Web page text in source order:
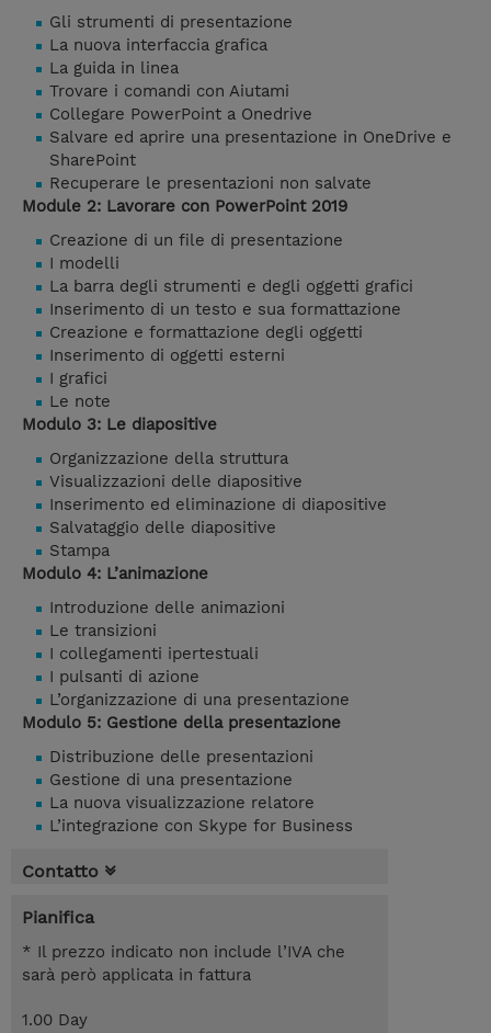
Gli strumenti di presentazione
La nuova interfaccia grafica
La guida in linea
Trovare i comandi con Aiutami
Collegare PowerPoint a Onedrive
Salvare ed aprire una presentazione in OneDrive e
SharePoint
Recuperare le presentazioni non salvate
Module 2: Lavorare con PowerPoint 2019
Creazione di un file di presentazione
I modelli
La barra degli strumenti e degli oggetti grafici
Inserimento di un testo e sua formattazione
Creazione e formattazione degli oggetti
Inserimento di oggetti esterni
I grafici
Le note
Modulo 3: Le diapositive
Organizzazione della struttura
Visualizzazioni delle diapositive
Inserimento ed eliminazione di diapositive
Salvataggio delle diapositive
Stampa
Modulo 4: L’animazione
Introduzione delle animazioni
Le transizioni
I collegamenti ipertestuali
I pulsanti di azione
L’organizzazione di una presentazione
Modulo 5: Gestione della presentazione
Distribuzione delle presentazioni
Gestione di una presentazione
La nuova visualizzazione relatore
L’integrazione con Skype for Business
Contatto
Pianifica
* Il prezzo indicato non include l’IVA che
sarà però applicata in fattura
1.00 Day